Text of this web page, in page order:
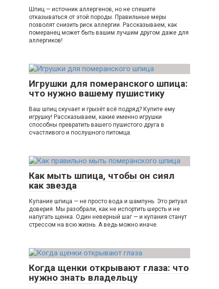
Шпиц — источник аллергенов, но не спешите
отказываться от этой породы. Правильные меры
позволят снизить риск аллергии. Рассказываем, как
померанец может быть вашим лучшим другом даже для
аллергиков!
Игрушки для померанского шпица:
что нужно вашему пушистику
Ваш шпиц скучает и грызёт всё подряд? Купите ему
игрушку! Рассказываем, какие именно игрушки
способны превратить вашего пушистого друга в
счастливого и послушного питомца.
Как мыть шпица, чтобы он сиял
как звезда
Купание шпица — не просто вода и шампунь. Это ритуал
доверия. Мы разобрали, как не испортить шерсть и не
напугать щенка. Один неверный шаг — и купания станут
стрессом на всю жизнь. А ведь можно иначе.
Когда щенки открывают глаза: что
нужно знать владельцу